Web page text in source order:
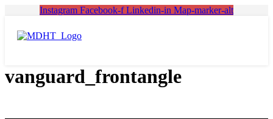
springen
Instagram Facebook-f Linkedin-in Map-marker-alt
vanguard_frontangle